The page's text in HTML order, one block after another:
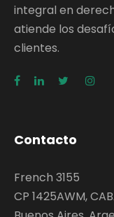
integral en
atiende los
clientes.
Contacto
French 3155
CP 1425AWM,